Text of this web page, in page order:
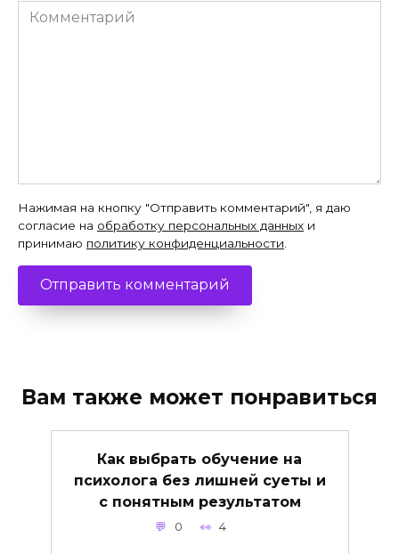
Комментарий
Нажимая на кнопку "Отправить комментарий", я даю
согласие на обработку персональных данных и
принимаю политику конфиденциальности
Вам также может понравиться
Как выбрать обучение на
психолога без лишней суеты и
с понятным результатом
0 4